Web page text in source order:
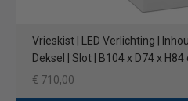
Vrieskist | LED Verlichting |
Deksel | Slot | B104 x D74 x H84
€ 710,00